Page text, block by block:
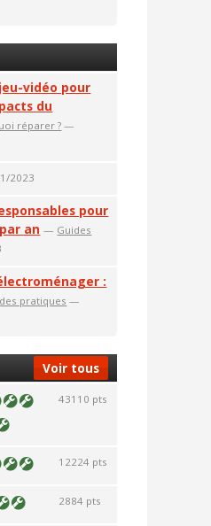
vidéo pour
du
réparer ?—
2023
pour
an — Guides
:
pratiques —
Voir tous
43110 pts
12224 pts
2884 pts